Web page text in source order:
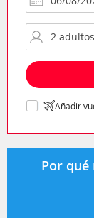
Añadir
Por